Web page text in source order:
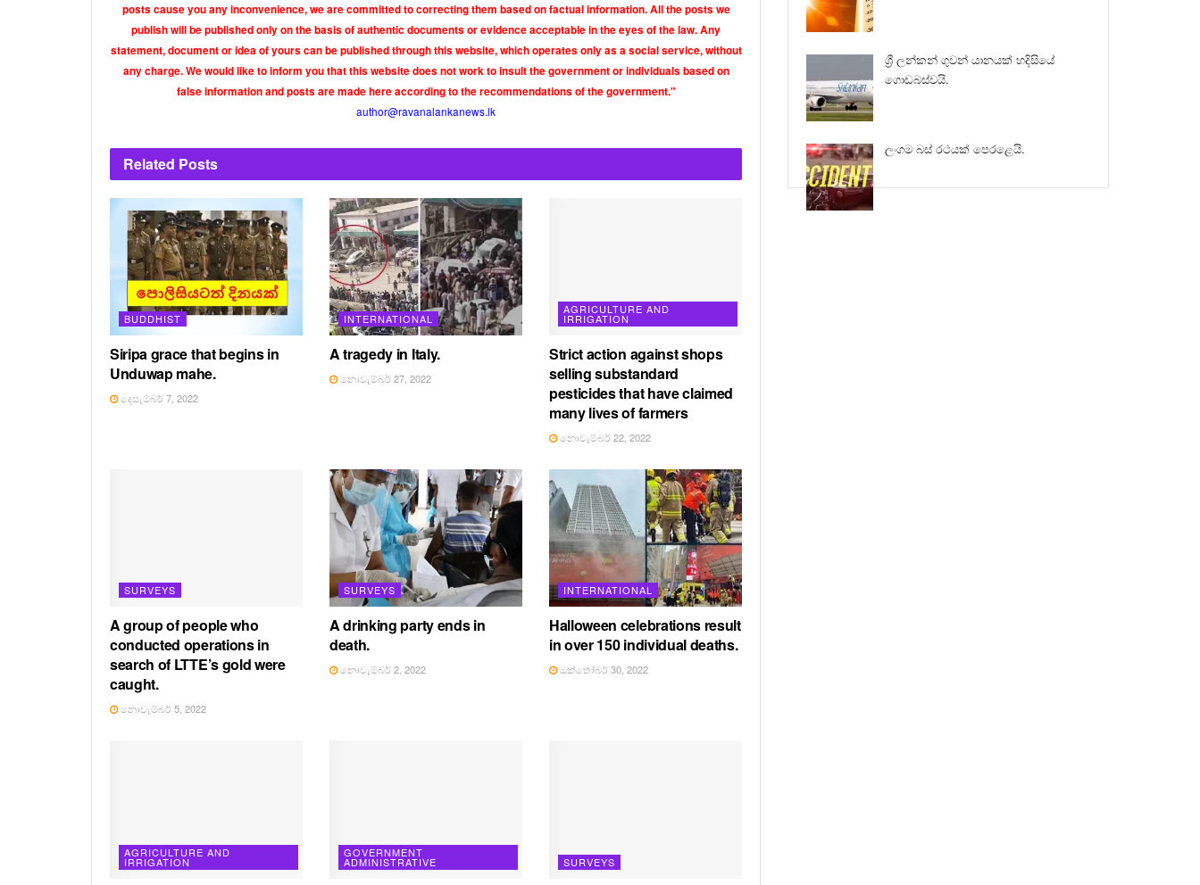
posts cause you any inconvenience, we are committed to correcting them based on factual information. All the posts we
publish will be published only on the basis of authentic documents or evidence acceptable in the eyes of the law. Any
statement, document or idea of yours can be published through this website, which operates only as a social service, without
any charge. We would like to inform you that this website does not work to insult the government or individuals based on
false information and posts are made here according to the recommendations of the government."
author@ravanalankanews.lk
Related Posts
BUDDHIST
Siripa grace that begins in
Unduwap mahe.
දෙසැම්බර් 7, 2022
INTERNATIONAL
A tragedy in Italy.
නොවැම්බර් 27, 2022
AGRICULTURE AND
IRRIGATION
Strict action against shops
selling substandard
pesticides that have claimed
many lives of farmers
නොවැම්බර් 22, 2022
SURVEYS
A group of people who
conducted operations in
search of LTTE’s gold were
caught.
නොවැම්බර් 5, 2022
SURVEYS
A drinking party ends in
death.
නොවැම්බර් 2, 2022
INTERNATIONAL
Halloween celebrations result
in over 150 individual deaths.
ඔක්තෝබර් 30, 2022
AGRICULTURE AND
IRRIGATION
GOVERNMENT
ADMINISTRATIVE SURVEYS
ශ්‍රී ලන්කන් ගුවන් යානයක් හදිසියේ
ගොඩබස්වයි.
ලංගම බස් රථයක් පෙරළෙයි.